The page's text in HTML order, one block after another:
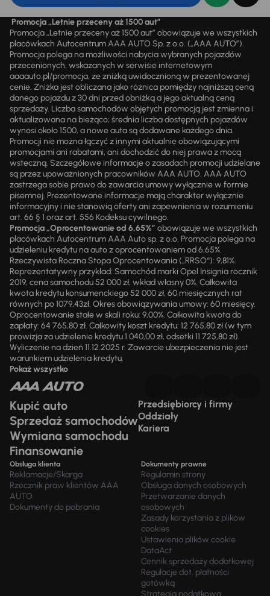
Promocja „Letnie przeceny aż 1500 aut”
Promocja „Letnie przeceny aż 1500 aut” obowiązuje we wszystkich
placówkach Autocentrum AAA AUTO Sp. z o.o. („AAA AUTO”).
Promocja polega na możliwości nabycia wybranych pojazdów
przecenionych, wskazanych w serwisie internetowym
aaaauto.pl/promocja, ze zniżką uwidocznioną w prezentowanej
cenie. Zniżka jest obliczana jako różnica pomiędzy najniższą ceną
danego pojazdu z 30 dni przed obniżką a jego aktualną ceną
sprzedaży. Liczba samochodów objętych promocją jest zmienna i
aktualizowana na bieżąco; średnia liczba dostępnych pojazdów
wynosi około 1500, a nowe auta są dodawane każdego dnia.
Promocji nie można łączyć z innymi aktualnie obowiązującymi
promocjami ani rabatami, ani dochodzić do niej prawa z mocą
wsteczną. Szczegółowe informacje o zasadach promocji udzielane
są przez upoważnionych pracowników AAA AUTO. AAA AUTO
zastrzega sobie prawo do zawarcia umowy wyłącznie w formie
pisemnej. Prezentowane informacje mają charakter wyłącznie
informacyjny i nie stanowią oferty ani zapewnienia w rozumieniu
art. 66 § 1 oraz art. 556 Kodeksu cywilnego.
Promocja „Oprocentowanie od 6,65%” obowiązuje we wszystkich
placówkach Autocentrum AAA Auto sp. z o.o. Promocja polega na
udzieleniu kredytu na auto z oprocentowaniem od 6,65%.
Rzeczywista Roczna Stopa Oprocentowania („RRSO“): 9,81%.
Reprezentatywny przykład: Samochód marki Opel Insignia rocznik
2019, cena samochodu 52 000 zł, wkład własny 0%. Całkowita
kwota kredytu konsumenckiego 52 000 zł, 60 miesięcznych rat
równych po 1079,43zł. Okres obowiązywania umowy: 60 miesięcy.
Oprocentowanie stałe w skali roku: 9,00%. Całkowita kwota do
zapłaty: 64 765,80 zł. Całkowity koszt kredytu: 12 765,80 zł (w tym
prowizja za udzielenie kredytu 1 040,00 zł, odsetki 11 725,80 zł).
Wyliczenie na dzień 11.12.2025 r. Zawarcie ubezpieczenia nie jest
warunkiem udzielenia kredytu.
Pokaż wszystko
Kupić auto
Sprzedaż samochodów
Wymiana samochodu
Finansowanie
Przedsiębiorcy i firmy
Oddziały
Kariera
Obsługa klienta
Reklamacje/Skarga
Rzecznik praw klientów AAA
AUTO
Dokumenty do pobrania
Dokumenty prawne
Regulamin strony
Obsługa danych osobowych
Przetwarzanie danych
osobowych
Zasady korzystania z plików
cookies
Ustawienia plików cookie
DataAct
Cennik sprzedaży dodatkowej
Regulacje dot. płatności
gotówką
Strategia podatkowa